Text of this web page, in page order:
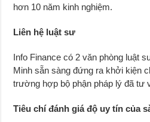
hơn 10 năm kinh nghiệm.
Liên hệ luật sư
Info Finance có 2 văn phòng luật
Minh sẵn sàng đứng ra khởi kiện
trường hợp bộ phận pháp lý đã tư
Tiêu chí đánh giá độ uy tín của